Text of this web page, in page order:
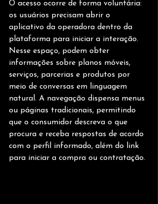
O acesso ocorre de forma voluntária:
os usuários precisam abrir o
aplicativo da operadora dentro da
plataforma para iniciar a interação.
Nesse espaço, podem obter
informações sobre planos móveis,
serviços, parcerias e produtos por
meio de conversas em linguagem
natural. A navegação dispensa menus
ou páginas tradicionais, permitindo
que o consumidor descreva o que
procura e receba respostas de acordo
com o perfil informado, além do link
para iniciar a compra ou contratação.